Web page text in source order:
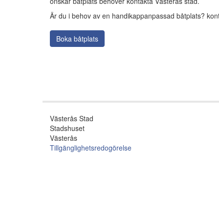
Är du i behov av en handikappanpassad båtplats?
Boka båtplats
Västerås Stad
Stadshuset
Västerås
Tillgänglighetsredogörelse